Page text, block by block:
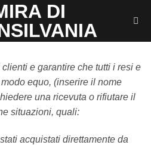
e garantire che tutti i resi e
equo, (inserire il nome
una ricevuta o rifiutare il
situazioni, quali:
acquistati direttamente da